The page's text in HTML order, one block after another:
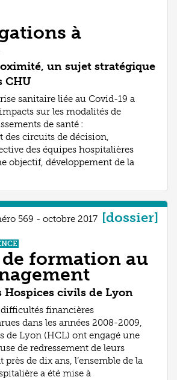
à
un sujet stratégique
CHU
sanitaire liée au Covid-19 a
sur les modalités de
de santé :
des circuits de décision,
des équipes hospitalières
objectif, développement de la
569 - octobre 2017 [dossier]
formation au
Hospices civils de Lyon
financières
dans les années 2008-2009,
de Lyon (HCL) ont engagé une
de redressement de leurs
près de dix ans, l’ensemble de la
a été mise à